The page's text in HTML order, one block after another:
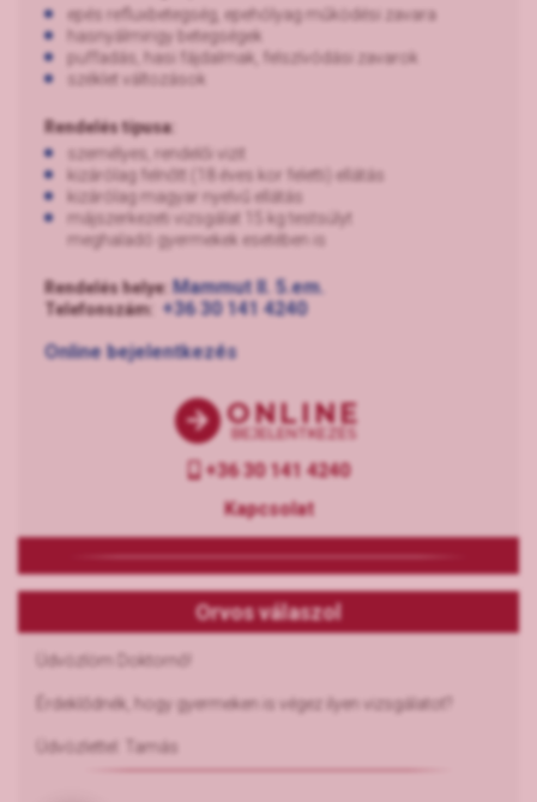
epés refluxbetegség, epehólyag működési zavara
hasnyálmirigy betegségek
puffadás, hasi fájdalmak, felszívódási zavarok
széklet változások
Rendelés típusa:
személyes, rendelői vizit
kizárólag felnőtt (18 éves kor feletti) ellátás
kizárólag magyar nyelvű ellátás
májszerkezeti vizsgálat 15 kg testsúlyt
meghaladó gyermekek esetében is
Rendelés helye: Mammut II. 5.em.
Telefonszám: +36 30 141 4240
Online bejelentkezés
ONLINE
BEJELENTKEZÉS
+36 30 141 4240
Kapcsolat
Orvos válaszol
Üdvözlöm Doktornő!
Érdeklődnék, hogy gyermeken is végez ilyen vizsgálatot?
Üdvözlettel: Tamás